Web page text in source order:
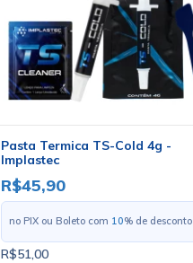
Pasta Termica TS-Cold 4g -
Implastec
R$45,90
no PIX ou Boleto com 10% de desconto
R$51,00